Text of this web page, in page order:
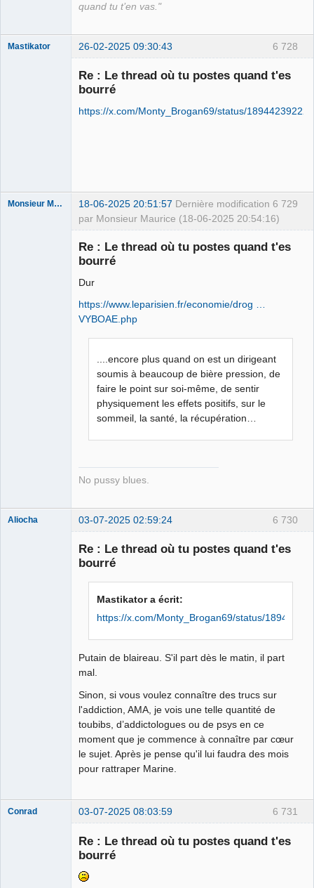
quand tu t’en vas."
6 728
Mastikator 26-02-2025 09:30:43
Re : Le thread où tu postes quand t'es
bourré
https://x.com/Monty_Brogan69/status/
6 729
Monsieur Maurice 18-06-2025 20:51:57 Dernière modification
par Monsieur Maurice (18-06-2025 20:54:16)
Re : Le thread où tu postes quand t'es
bourré
Dur
https://www.leparisien.fr/economie/drog …
VYBOAE.php
....encore plus quand on est un dirigeant
soumis à beaucoup de bière pression, de
faire le point sur soi-même, de sentir
physiquement les effets positifs, sur le
sommeil, la santé, la récupération…
No pussy blues.
6 730
Aliocha 03-07-2025 02:59:24
Re : Le thread où tu postes quand t'es
bourré
Mastikator a écrit:
https://x.com/Monty_Brogan69/status/
Putain de blaireau. S'il part dès le matin, il part
mal.
Sinon, si vous voulez connaître des trucs sur
l'addiction, AMA, je vois une telle quantité de
toubibs, d’addictologues ou de psys en ce
moment que je commence à connaître par cœur
le sujet. Après je pense qu'il lui faudra des mois
pour rattraper Marine.
6 731
Conrad 03-07-2025 08:03:59
Re : Le thread où tu postes quand t'es
bourré